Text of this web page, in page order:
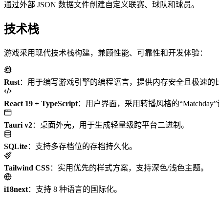
通过外部 JSON 数据文件创建自定义联赛、球队和球员。
技术栈
游戏采用现代技术栈构建，兼顾性能、可靠性和开发体验：
Rust：用于编写游戏引擎的编程语言，提供内存安全且极速的
React 19 + TypeScript：用户界面，采用转播风格的
Tauri v2：桌面外壳，用于生成轻量级跨平台二进制。
SQLite：支持多存档位的存档持久化。
Tailwind CSS：实用优先的样式方案，支持深色/浅色主题。
i18next：支持 8 种语言的国际化。